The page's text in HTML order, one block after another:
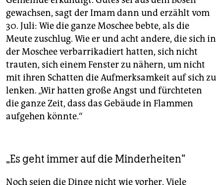
gewachsen, sagt der Imam dann und erzählt vom
30. Juli: Wie die ganze Moschee bebte, als die
Meute zuschlug. Wie er und acht andere, die sich in
der Moschee verbarrikadiert hatten, sich nicht
trauten, sich einem Fenster zu nähern, um nicht
mit ihren Schatten die Aufmerksamkeit auf sich zu
lenken. „Wir hatten große Angst und fürchteten
die ganze Zeit, dass das Gebäude in Flammen
aufgehen könnte.“
„Es geht immer auf die Minderheiten“
Noch seien die Dinge nicht wie vorher. Viele